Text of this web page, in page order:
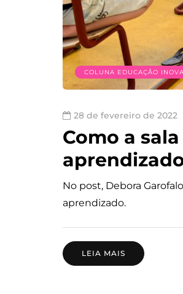
COLUNA EDUCAÇÃO
28 de fevereiro de 2022
Como a
No post, Debora
aprendizado.
LEIA MAIS